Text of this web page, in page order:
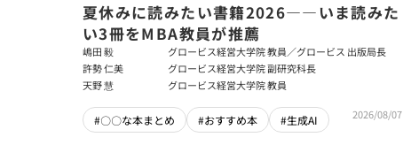
夏休みに読みたい書籍2026――いま読みた
い3冊をMBA教員が推薦
嶋田 毅
グロービス経営大学院 教員／グロービス 出版局長
許勢 仁美
グロービス経営大学院 副研究科長
天野 慧
グロービス経営大学院 教員
#〇〇な本まとめ #おすすめ本 #生成AI 2026/08/07